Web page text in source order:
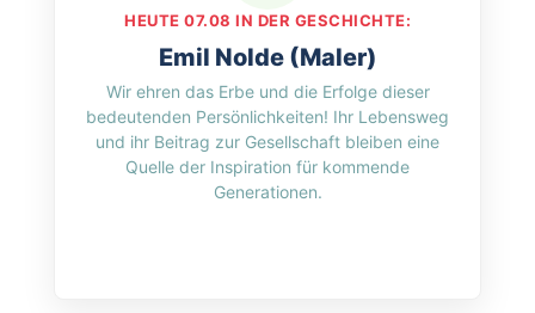
n
w
i
r
r
n
f
u
n
&
O
n
l
M
y
h
o
s
HEUTE 07.08 IN DER GESCHICHTE:
Emil Nolde (Maler)
Wir ehren das Erbe und die Erfolge dieser
bedeutenden Persönlichkeiten! Ihr Lebensweg
und ihr Beitrag zur Gesellschaft bleiben eine
Quelle der Inspiration für kommende
Generationen.